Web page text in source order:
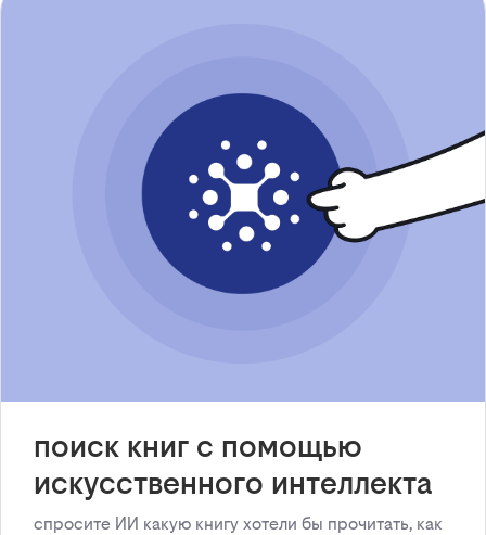
поиск книг с помощью
искусственного интеллекта
спросите ИИ какую книгу хотели бы прочитать, как